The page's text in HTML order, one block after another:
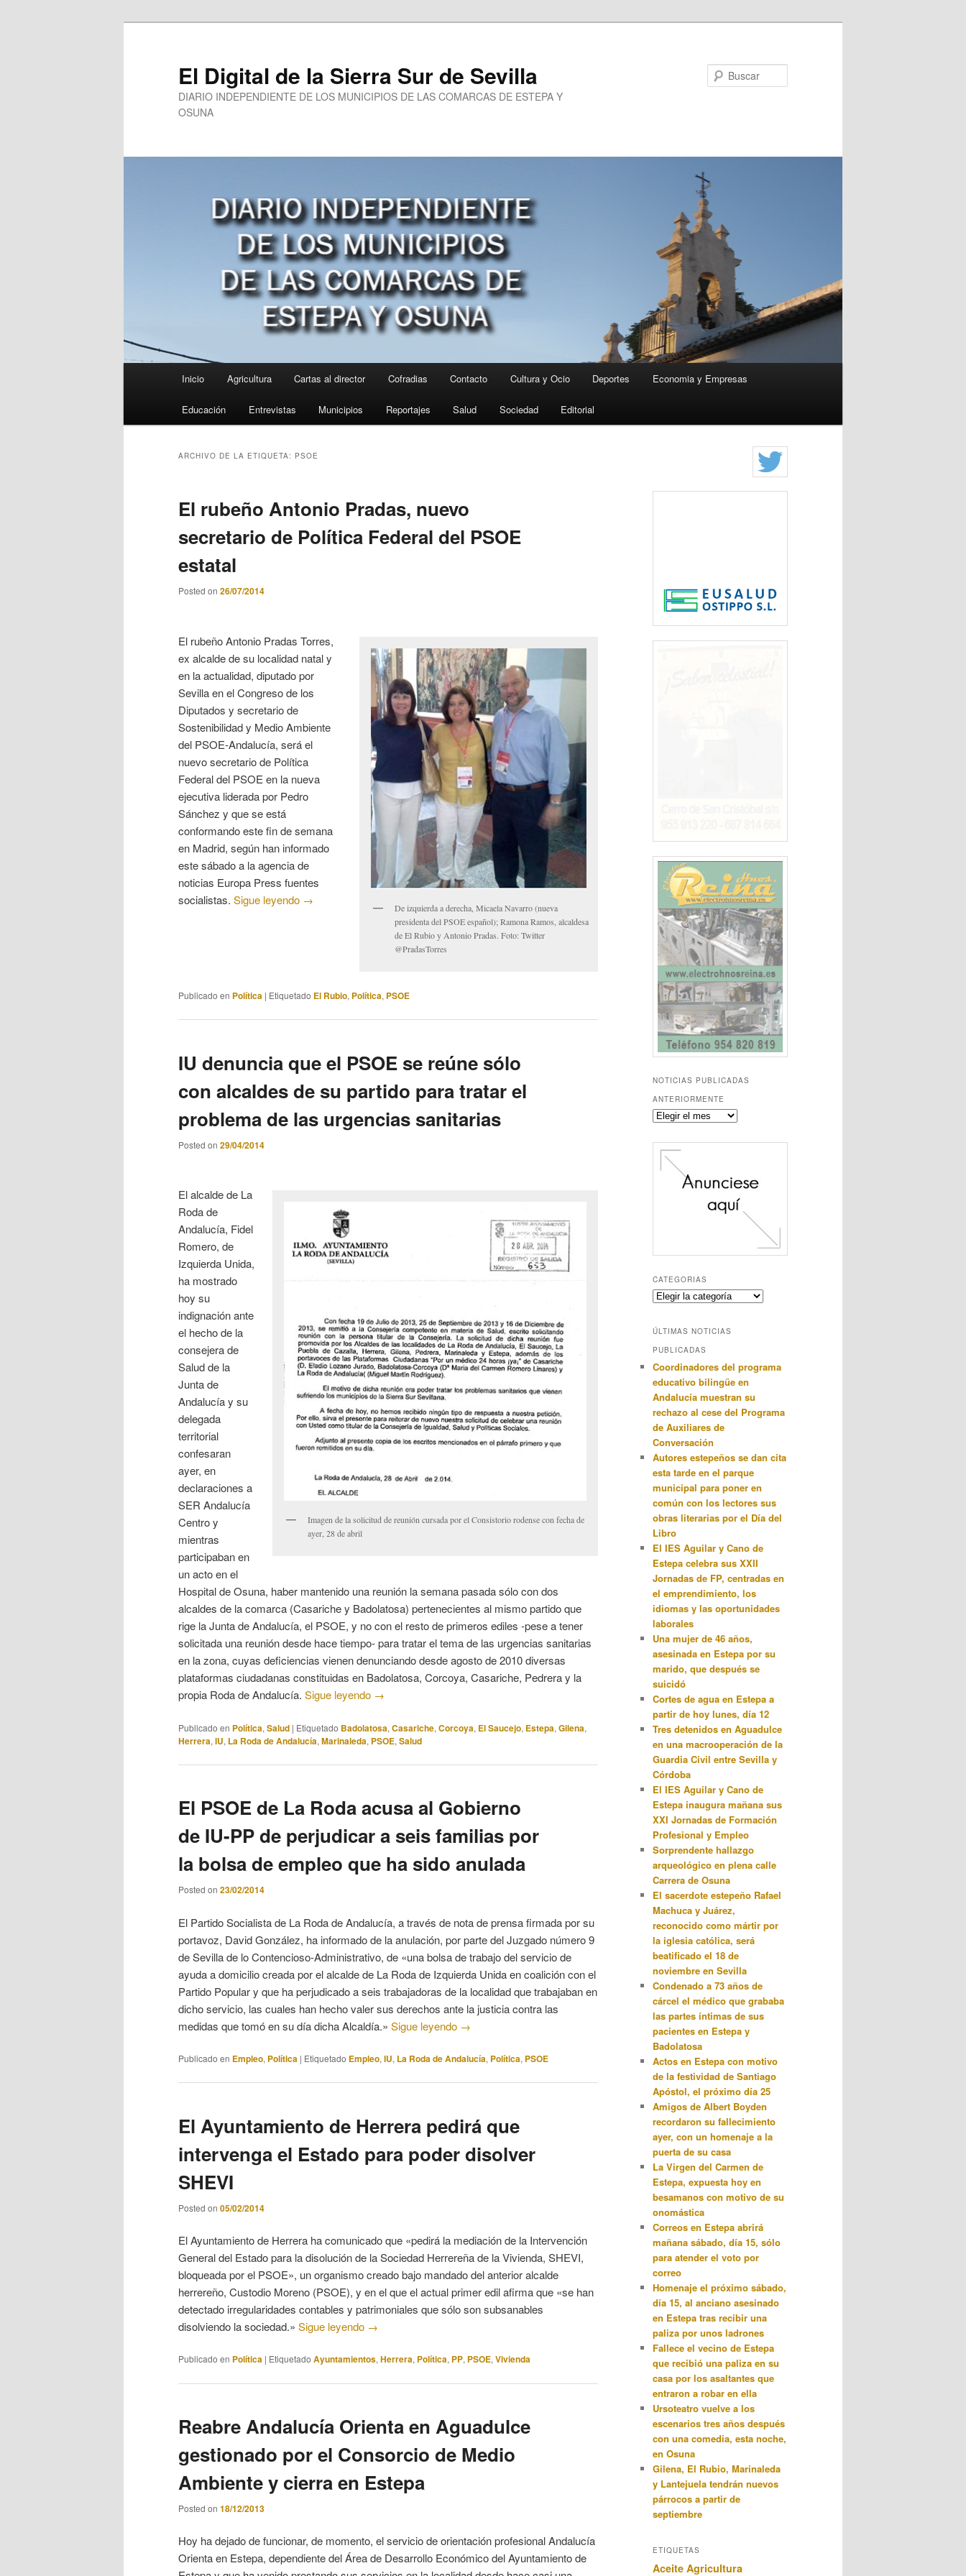
El Digital de la Sierra Sur de Sevilla
DIARIO INDEPENDIENTE DE LOS MUNICIPIOS DE LAS COMARCAS DE ESTEPA Y
OSUNA
Inicio Agricultura Cartas al director Cofradias Contacto Cultura y Ocio Deportes Economia y Empresas
Educación Entrevistas Municipios Reportajes Salud Sociedad Editorial
ARCHIVO DE LA ETIQUETA: PSOE
El rubeño Antonio Pradas, nuevo
secretario de Política Federal del PSOE
estatal
Posted on 26/07/2014
De izquierda a derecha, Micaela Navarro (nueva
presidenta del PSOE español); Ramona Ramos, alcaldesa
de El Rubio y Antonio Pradas. Foto: Twitter
@PradasTorres
El rubeño Antonio Pradas Torres,
ex alcalde de su localidad natal y
en la actualidad, diputado por
Sevilla en el Congreso de los
Diputados y secretario de
Sostenibilidad y Medio Ambiente
del PSOE-Andalucía, será el
nuevo secretario de Política
Federal del PSOE en la nueva
ejecutiva liderada por Pedro
Sánchez y que se está
conformando este fin de semana
en Madrid, según han informado
este sábado a la agencia de
noticias Europa Press fuentes
socialistas. Sigue leyendo →
Publicado en Política | Etiquetado El Rubio, Política, PSOE
IU denuncia que el PSOE se reúne sólo
con alcaldes de su partido para tratar el
problema de las urgencias sanitarias
Posted on 29/04/2014
Imagen de la solicitud de reunión cursada por el Consistorio rodense con fecha de
ayer, 28 de abril
El alcalde de La
Roda de
Andalucía, Fidel
Romero, de
Izquierda Unida,
ha mostrado
hoy su
indignación ante
el hecho de la
consejera de
Salud de la
Junta de
Andalucía y su
delegada
territorial
confesaran
ayer, en
declaraciones a
SER Andalucía
Centro y
mientras
participaban en
un acto en el
Hospital de Osuna, haber mantenido una reunión la semana pasada sólo con dos
alcaldes de la comarca (Casariche y Badolatosa) pertenecientes al mismo partido que
rige la Junta de Andalucía, el PSOE, y no con el resto de primeros ediles -pese a tener
solicitada una reunión desde hace tiempo- para tratar el tema de las urgencias sanitarias
en la zona, cuyas deficiencias vienen denunciando desde agosto de 2010 diversas
plataformas ciudadanas constituidas en Badolatosa, Corcoya, Casariche, Pedrera y la
propia Roda de Andalucía. Sigue leyendo →
Publicado en Política, Salud | Etiquetado Badolatosa, Casariche, Corcoya, El Saucejo, Estepa, Gilena,
Herrera, IU, La Roda de Andalucía, Marinaleda, PSOE, Salud
El PSOE de La Roda acusa al Gobierno
de IU-PP de perjudicar a seis familias por
la bolsa de empleo que ha sido anulada
Posted on 23/02/2014
El Partido Socialista de La Roda de Andalucía, a través de nota de prensa firmada por su
portavoz, David González, ha informado de la anulación, por parte del Juzgado número 9
de Sevilla de lo Contencioso-Administrativo, de «una bolsa de trabajo del servicio de
ayuda a domicilio creada por el alcalde de La Roda de Izquierda Unida en coalición con el
Partido Popular y que ha perjudicado a seis trabajadoras de la localidad que trabajaban en
dicho servicio, las cuales han hecho valer sus derechos ante la justicia contra las
medidas que tomó en su día dicha Alcaldía.» Sigue leyendo →
Publicado en Empleo, Política | Etiquetado Empleo, IU, La Roda de Andalucía, Política, PSOE
El Ayuntamiento de Herrera pedirá que
intervenga el Estado para poder disolver
SHEVI
Posted on 05/02/2014
El Ayuntamiento de Herrera ha comunicado que «pedirá la mediación de la Intervención
General del Estado para la disolución de la Sociedad Herrereña de la Vivienda, SHEVI,
bloqueada por el PSOE», un organismo creado bajo mandado del anterior alcalde
herrereño, Custodio Moreno (PSOE), y en el que el actual primer edil afirma que «se han
detectado irregularidades contables y patrimoniales que sólo son subsanables
disolviendo la sociedad.» Sigue leyendo →
Publicado en Política | Etiquetado Ayuntamientos, Herrera, Política, PP, PSOE, Vivienda
Reabre Andalucía Orienta en Aguadulce
gestionado por el Consorcio de Medio
Ambiente y cierra en Estepa
Posted on 18/12/2013
Hoy ha dejado de funcionar, de momento, el servicio de orientación profesional Andalucía
Orienta en Estepa, dependiente del Área de Desarrollo Económico del Ayuntamiento de
NOTICIAS PUBLICADAS
ANTERIORMENTE
Noticias
anteriormente
CATEGORIAS
Categorias
ÚLTIMAS NOTICIAS
PUBLICADAS
Coordinadores del programa
educativo bilingüe en
Andalucía muestran su
rechazo al cese del Programa
de Auxiliares de
Conversación
Autores estepeños se dan cita
esta tarde en el parque
municipal para poner en
común con los lectores sus
obras literarias por el Día del
Libro
El IES Aguilar y Cano de
Estepa celebra sus XXII
Jornadas de FP, centradas en
el emprendimiento, los
idiomas y las oportunidades
laborales
Una mujer de 46 años,
asesinada en Estepa por su
marido, que después se
suicidó
Cortes de agua en Estepa a
partir de hoy lunes, día 12
Tres detenidos en Aguadulce
en una macrooperación de la
Guardia Civil entre Sevilla y
Córdoba
El IES Aguilar y Cano de
Estepa inaugura mañana sus
XXI Jornadas de Formación
Profesional y Empleo
Sorprendente hallazgo
arqueológico en plena calle
Carrera de Osuna
El sacerdote estepeño Rafael
Machuca y Juárez,
reconocido como mártir por
la iglesia católica, será
beatificado el 18 de
noviembre en Sevilla
Condenado a 73 años de
cárcel el médico que grababa
las partes íntimas de sus
pacientes en Estepa y
Badolatosa
Actos en Estepa con motivo
de la festividad de Santiago
Apóstol, el próximo día 25
Amigos de Albert Boyden
recordaron su fallecimiento
ayer, con un homenaje a la
puerta de su casa
La Virgen del Carmen de
Estepa, expuesta hoy en
besamanos con motivo de su
onomástica
Correos en Estepa abrirá
mañana sábado, día 15, sólo
para atender el voto por
correo
Homenaje el próximo sábado,
día 15, al anciano asesinado
en Estepa tras recibir una
paliza por unos ladrones
Fallece el vecino de Estepa
que recibió una paliza en su
casa por los asaltantes que
entraron a robar en ella
Ursoteatro vuelve a los
escenarios tres años después
con una comedia, esta noche,
en Osuna
Gilena, El Rubio, Marinaleda
y Lantejuela tendrán nuevos
párrocos a partir de
septiembre
ETIQUETAS
Aceite Agricultura